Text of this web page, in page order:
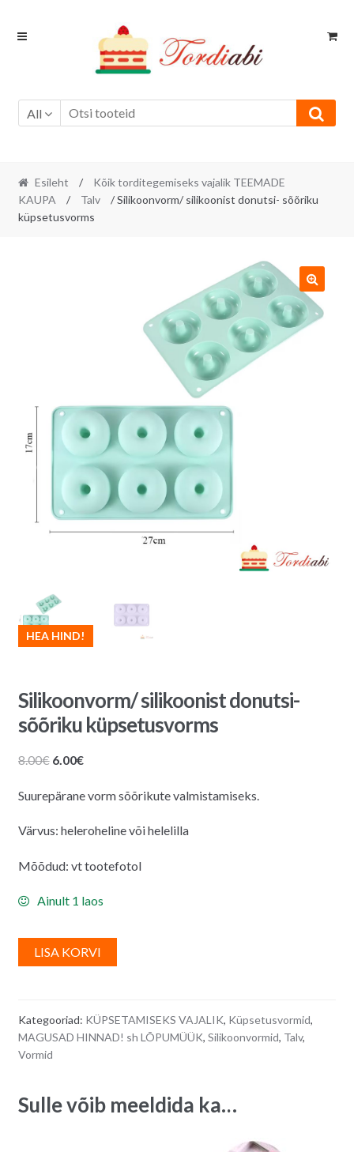
Skip
Skip
All
Esileht /
Kõik torditegemiseks vajalik TEEMADE
KAUPA
/ Talv
/ Silikoonvorm/ silikoonist donutsi- sõõriku
küpsetusvorms
HEA HIND!
Silikoonvorm/ silikoonist donutsi-
sõõriku küpsetusvorms
8.00€ Algne
oli:
6.00€Praegune
on:
Suurepärane vorm sõõrikute valmistamiseks.
Värvus: heleroheline või helelilla
Mõõdud: vt tootefotol
Ainult 1 laos
LISA KORVI
l
r
i
Kategooriad: KÜPSETAMISEKS VAJALIK, Küpsetusvormid,
MAGUSAD HINNAD! sh LÕPUMÜÜK, Silikoonvormid, Talv,
Vormid
Sulle võib meeldida ka…